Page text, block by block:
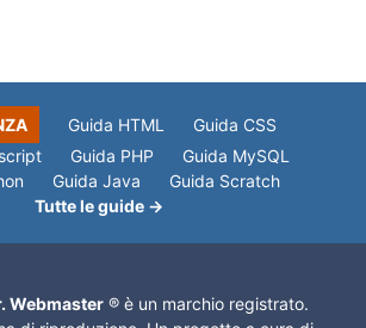
Guida HTML
Guida CSS
Guida PHP
Guida MySQL
Guida Java
Guida Scratch
Tutte le guide →
Webmaster ® è un marchio registrato.